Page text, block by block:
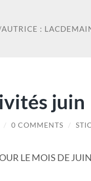
:
juin
/ 0 COMMENTS /
LE MOIS DE